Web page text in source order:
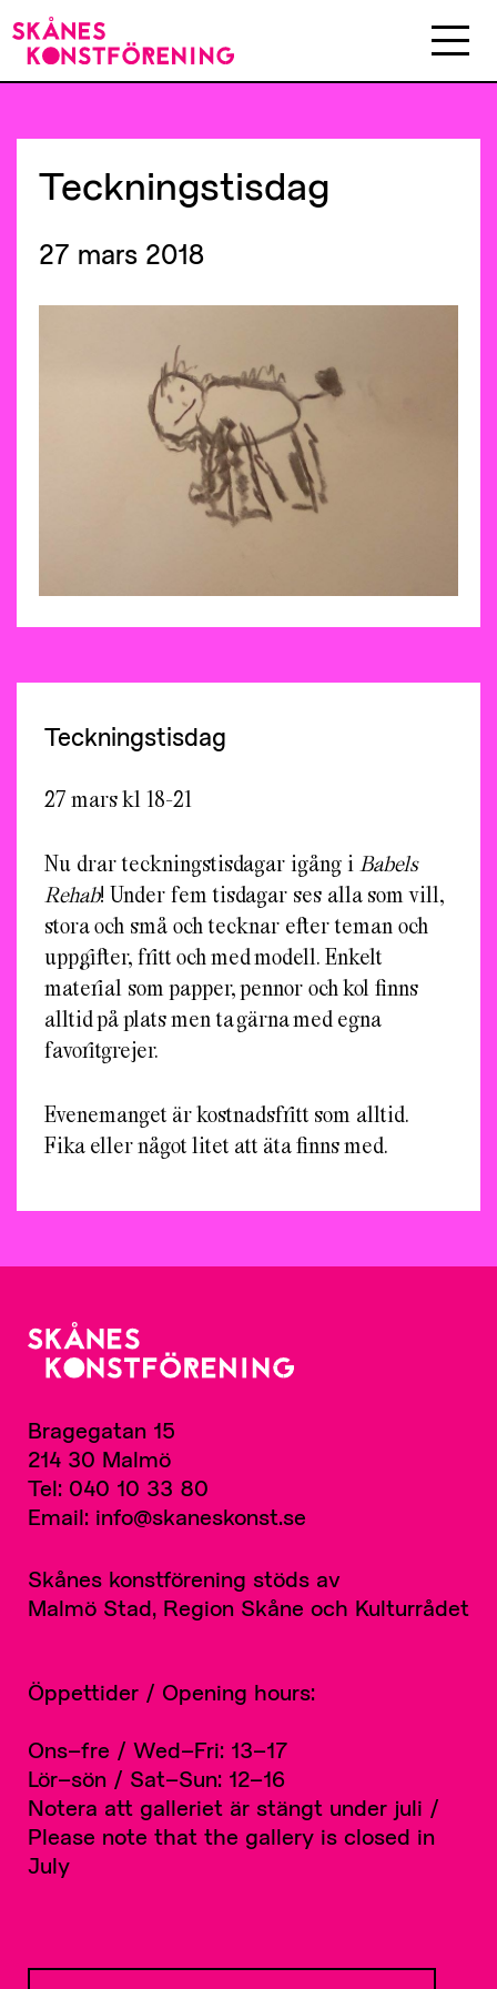
Teckningstisdag
27 mars 2018
Teckningstisdag
27 mars kl 18-21
Nu drar teckningstisdagar igång i Babels
Rehab! Under fem tisdagar ses alla som vill,
stora och små och tecknar efter teman och
uppgifter, fritt och med modell. Enkelt
material som papper, pennor och kol finns
alltid på plats men ta gärna med egna
favoritgrejer.
Evenemanget är kostnadsfritt som alltid.
Fika eller något litet att äta finns med.
Bragegatan 15
214 30 Malmö
Tel: 040 10 33 80
Email: info@skaneskonst.se
Skånes konstförening stöds av
Malmö Stad, Region Skåne och Kulturrådet
Öppettider / Opening hours:
Ons–fre / Wed–Fri: 13–17
Lör–sön / Sat–Sun: 12–16
Notera att galleriet är stängt under juli /
Please note that the gallery is closed in
July